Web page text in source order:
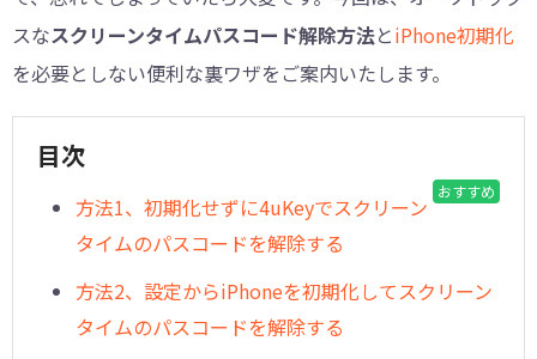
スなスクリーンタイムパスコード解除方法とiPhone初期化
を必要としない便利な裏ワザをご案内いたします。
目次
方法1、初期化せずに4uKeyでスクリーン
タイムのパスコードを解除する
おすすめ
方法2、設定からiPhoneを初期化してスクリーン
タイムのパスコードを解除する